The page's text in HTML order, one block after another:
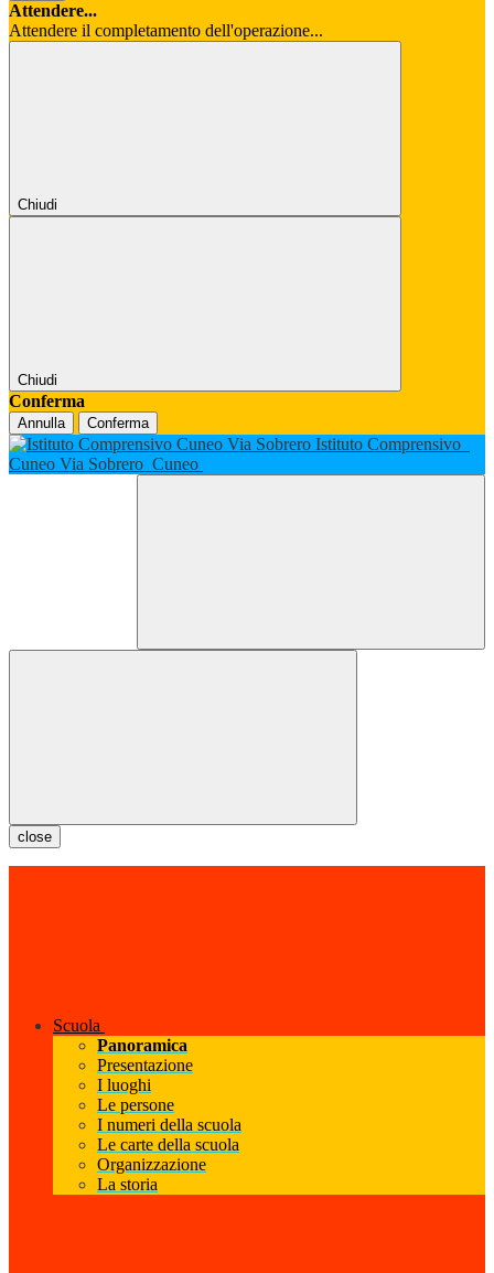
Attendere...
Attendere il completamento dell'operazione...
Chiudi
Chiudi
Conferma
Annulla Conferma
Istituto Comprensivo
Cuneo Via Sobrero Cuneo
close
Scuola
Panoramica
Presentazione
I luoghi
Le persone
I numeri della scuola
Le carte della scuola
Organizzazione
La storia